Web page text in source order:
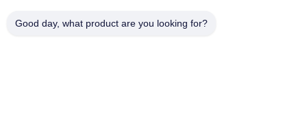
0086-13991372145
Good day, what product are you looking for?